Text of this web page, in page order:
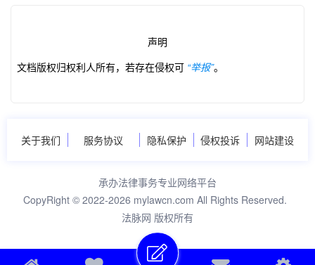
声明
文档版权归权利人所有，若存在侵权可 “举报”。
关于我们 服务协议 隐私保护 侵权投诉 网站建设
承办法律事务专业网络平台
CopyRight © 2022-2026 mylawcn.com All Rights Reserved.
法脉网 版权所有